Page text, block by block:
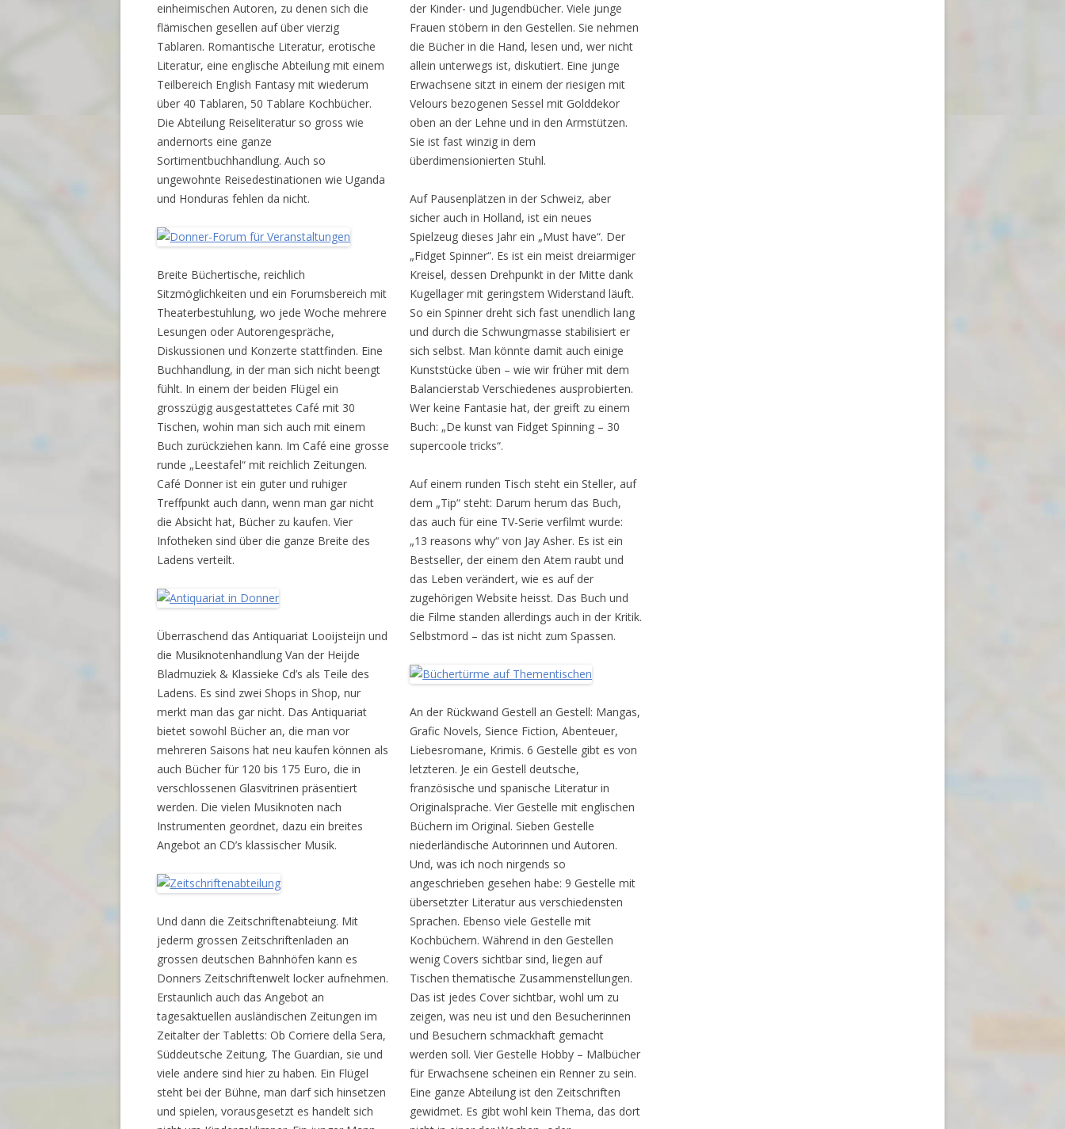
einheimischen Autoren, zu denen sich die
flämischen gesellen auf über vierzig
Tablaren. Romantische Literatur, erotische
Literatur, eine englische Abteilung mit einem
Teilbereich English Fantasy mit wiederum
über 40 Tablaren, 50 Tablare Kochbücher.
Die Abteilung Reiseliteratur so gross wie
andernorts eine ganze
Sortimentbuchhandlung. Auch so
ungewohnte Reisedestinationen wie Uganda
und Honduras fehlen da nicht.
Breite Büchertische, reichlich
Sitzmöglichkeiten und ein Forumsbereich mit
Theaterbestuhlung, wo jede Woche mehrere
Lesungen oder Autorengespräche,
Diskussionen und Konzerte stattfinden. Eine
Buchhandlung, in der man sich nicht beengt
fühlt. In einem der beiden Flügel ein
grosszügig ausgestattetes Café mit 30
Tischen, wohin man sich auch mit einem
Buch zurückziehen kann. Im Café eine grosse
runde „Leestafel“ mit reichlich Zeitungen.
Café Donner ist ein guter und ruhiger
Treffpunkt auch dann, wenn man gar nicht
die Absicht hat, Bücher zu kaufen. Vier
Infotheken sind über die ganze Breite des
Ladens verteilt.
Überraschend das Antiquariat Looijsteijn und
die Musiknotenhandlung Van der Heijde
Bladmuziek & Klassieke Cd’s als Teile des
Ladens. Es sind zwei Shops in Shop, nur
merkt man das gar nicht. Das Antiquariat
bietet sowohl Bücher an, die man vor
mehreren Saisons hat neu kaufen können als
auch Bücher für 120 bis 175 Euro, die in
verschlossenen Glasvitrinen präsentiert
werden. Die vielen Musiknoten nach
Instrumenten geordnet, dazu ein breites
Angebot an CD’s klassischer Musik.
Und dann die Zeitschriftenabteiung. Mit
jederm grossen Zeitschriftenladen an
grossen deutschen Bahnhöfen kann es
Donners Zeitschriftenwelt locker aufnehmen.
Erstaunlich auch das Angebot an
tagesaktuellen ausländischen Zeitungen im
Zeitalter der Tabletts: Ob Corriere della Sera,
Süddeutsche Zeitung, The Guardian, sie und
viele andere sind hier zu haben. Ein Flügel
steht bei der Bühne, man darf sich hinsetzen
und spielen, vorausgesetzt es handelt sich
der Kinder- und Jugendbücher. Viele junge
Frauen stöbern in den Gestellen. Sie nehmen
die Bücher in die Hand, lesen und, wer nicht
allein unterwegs ist, diskutiert. Eine junge
Erwachsene sitzt in einem der riesigen mit
Velours bezogenen Sessel mit Golddekor
oben an der Lehne und in den Armstützen.
Sie ist fast winzig in dem
überdimensionierten Stuhl.
Auf Pausenplätzen in der Schweiz, aber
sicher auch in Holland, ist ein neues
Spielzeug dieses Jahr ein „Must have“. Der
„Fidget Spinner“. Es ist ein meist dreiarmiger
Kreisel, dessen Drehpunkt in der Mitte dank
Kugellager mit geringstem Widerstand läuft.
So ein Spinner dreht sich fast unendlich lang
und durch die Schwungmasse stabilisiert er
sich selbst. Man könnte damit auch einige
Kunststücke üben – wie wir früher mit dem
Balancierstab Verschiedenes ausprobierten.
Wer keine Fantasie hat, der greift zu einem
Buch: „De kunst van Fidget Spinning – 30
supercoole tricks“.
Auf einem runden Tisch steht ein Steller, auf
dem „Tip“ steht: Darum herum das Buch,
das auch für eine TV-Serie verfilmt wurde:
„13 reasons why“ von Jay Asher. Es ist ein
Bestseller, der einem den Atem raubt und
das Leben verändert, wie es auf der
zugehörigen Website heisst. Das Buch und
die Filme standen allerdings auch in der Kritik.
Selbstmord – das ist nicht zum Spassen.
An der Rückwand Gestell an Gestell: Mangas,
Grafic Novels, Sience Fiction, Abenteuer,
Liebesromane, Krimis. 6 Gestelle gibt es von
letzteren. Je ein Gestell deutsche,
französische und spanische Literatur in
Originalsprache. Vier Gestelle mit englischen
Büchern im Original. Sieben Gestelle
niederländische Autorinnen und Autoren.
Und, was ich noch nirgends so
angeschrieben gesehen habe: 9 Gestelle mit
übersetzter Literatur aus verschiedensten
Sprachen. Ebenso viele Gestelle mit
Kochbüchern. Während in den Gestellen
wenig Covers sichtbar sind, liegen auf
Tischen thematische Zusammenstellungen.
Das ist jedes Cover sichtbar, wohl um zu
zeigen, was neu ist und den Besucherinnen
und Besuchern schmackhaft gemacht
werden soll. Vier Gestelle Hobby – Malbücher
für Erwachsene scheinen ein Renner zu sein.
Eine ganze Abteilung ist den Zeitschriften
gewidmet. Es gibt wohl kein Thema, das dort